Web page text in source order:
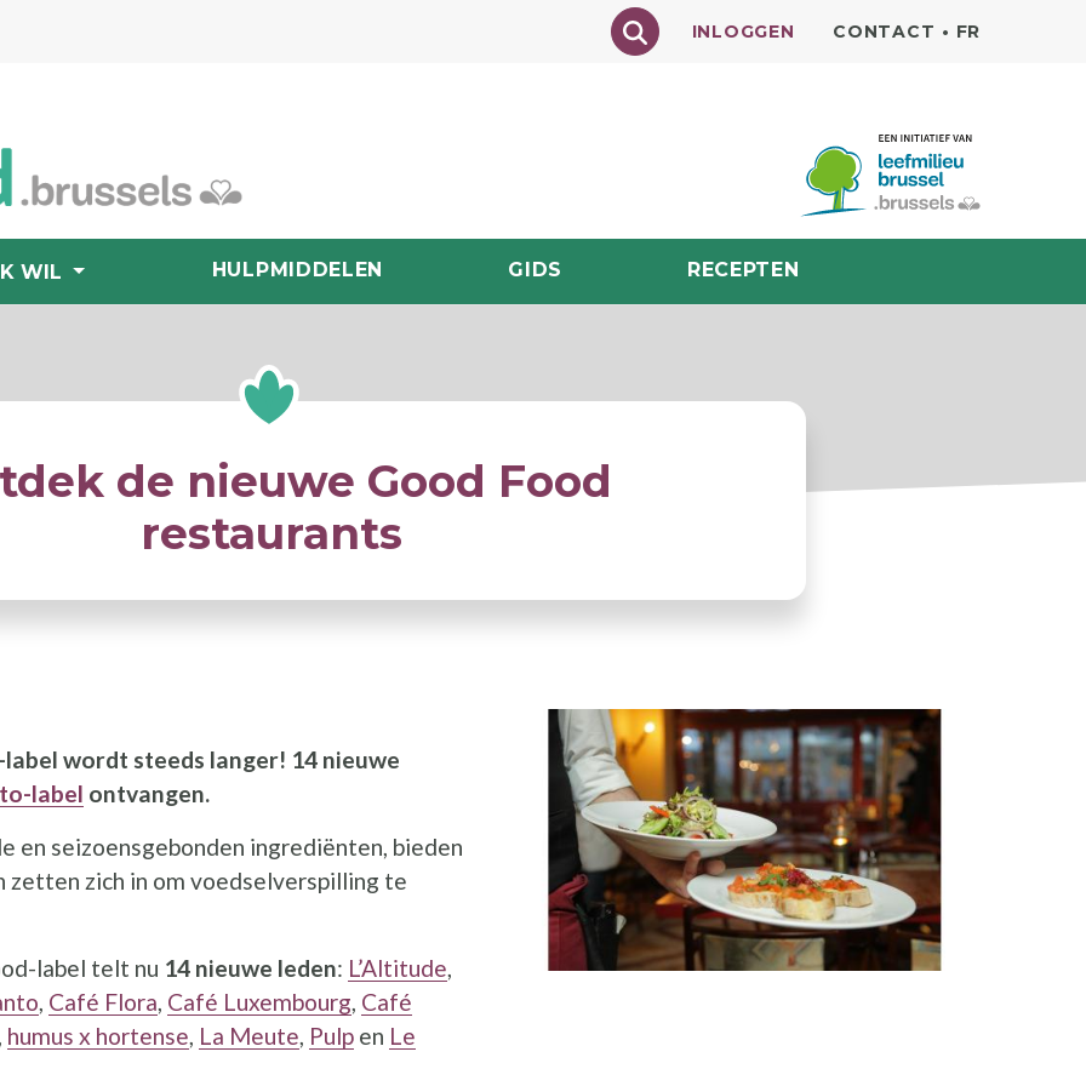
Texte à rechercher
INLOGGEN CONTACT • FR
IK WIL HULPMIDDELEN GIDS RECEPTEN
de nieuwe Good Food
restaurants
wordt steeds langer! 14 nieuwe
label ontvangen.
en seizoensgebonden ingrediënten, bieden
zich in om voedselverspilling te
label telt nu 14 nieuwe leden: L’Altitude,
, Café Flora, Café Luxembourg, Café
humus x hortense, La Meute, Pulp en Le
ILLUSTRATIE